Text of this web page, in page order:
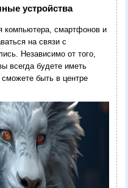
устройства
компьютера, смартфонов и
на связи с
Независимо от того,
всегда будете иметь
быть в центре